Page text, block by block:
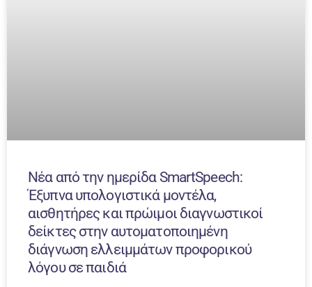
Νέα από την ημερίδα SmartSpeech:
Έξυπνα υπολογιστικά μοντέλα,
αισθητήρες και πρώιμοι διαγνωστικοί
δείκτες στην αυτοματοποιημένη
διάγνωση ελλειμμάτων προφορικού
λόγου σε παιδιά